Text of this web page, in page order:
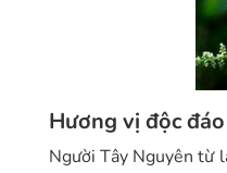
Hương vị độc
Người Tây Nguyên từ